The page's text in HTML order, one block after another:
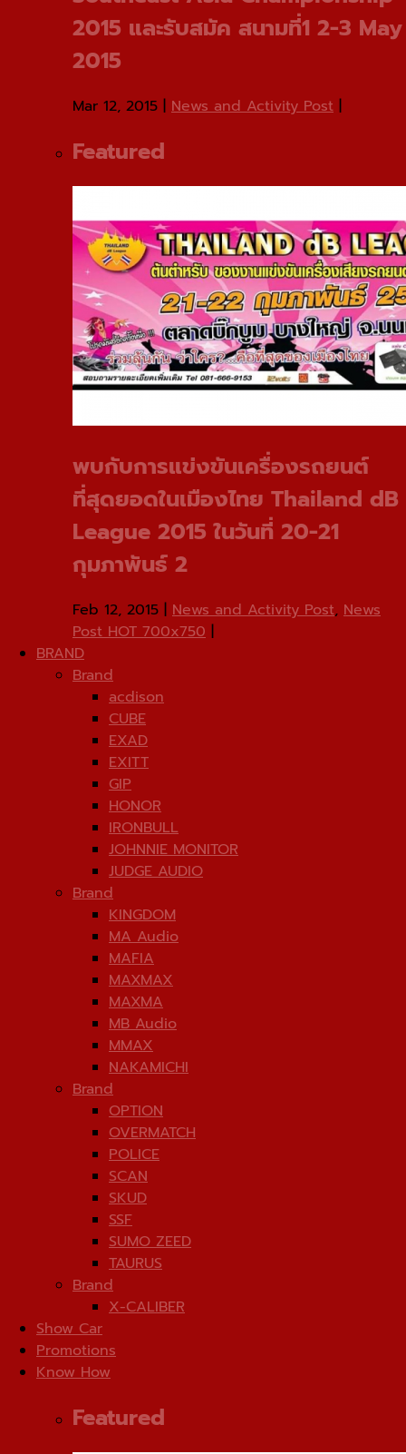
2015 และรับสมัค สนามที่1 2-3 May
2015
Mar 12, 2015 | News and Activity Post |
Featured
พบกับการแข่งขันเครื่องรถยนต์
ที่สุดยอดในเมืองไทย Thailand dB
League 2015 ในวันที่ 20-21
กุมภาพันธ์ 2
Feb 12, 2015 | News and Activity Post, News
Post HOT 700x750 |
BRAND
Brand
acdison
CUBE
EXAD
EXITT
GIP
HONOR
IRONBULL
JOHNNIE MONITOR
JUDGE AUDIO
Brand
KINGDOM
MA Audio
MAFIA
MAXMAX
MAXMA
MB Audio
MMAX
NAKAMICHI
Brand
OPTION
OVERMATCH
POLICE
SCAN
SKUD
SSF
SUMO ZEED
TAURUS
Brand
X-CALIBER
Show Car
Promotions
Know How
Featured